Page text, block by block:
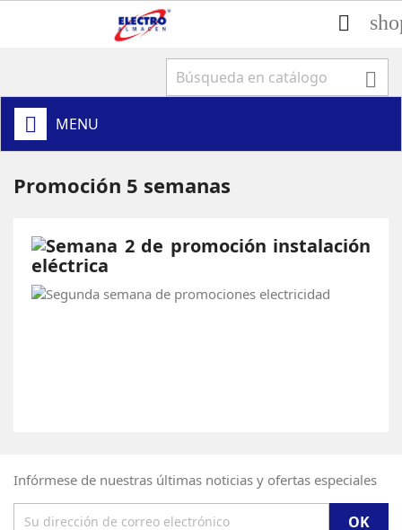


MENU
Promoción 5 semanas
Infórmese de nuestras últimas noticias y ofertas especiales